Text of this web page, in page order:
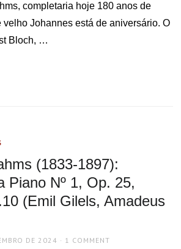
completaria hoje 180 anos de
velho Johannes está de aniversário. O
Bloch, …
(1833-1897):
Piano Nº 1, Op. 25,
(Emil Gilels, Amadeus
DE 2024 1 COMMENT